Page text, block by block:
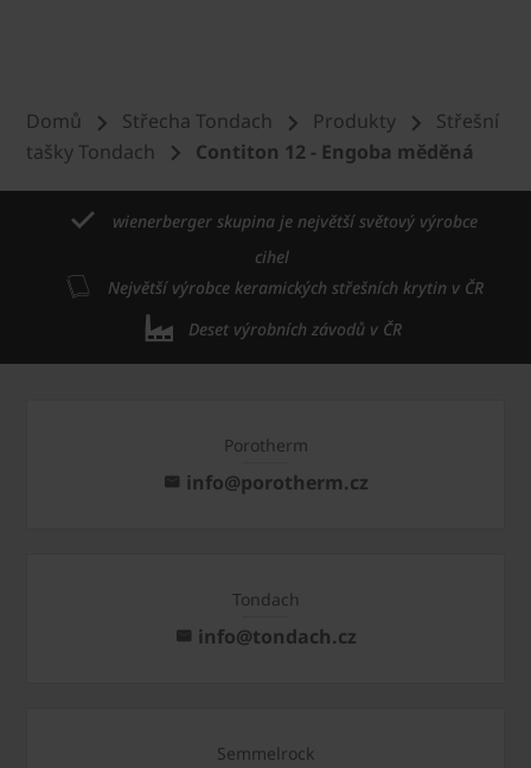
Domů Střecha Tondach Produkty
Střešní
tašky Tondach
Contiton 12 - Engoba měděná
wienerberger skupina je největší světový výrobce
cihel
Největší výrobce keramických střešních krytin v ČR
Deset výrobních závodů v ČR
Porotherm
info@porotherm.cz
Tondach
info@tondach.cz
Semmelrock